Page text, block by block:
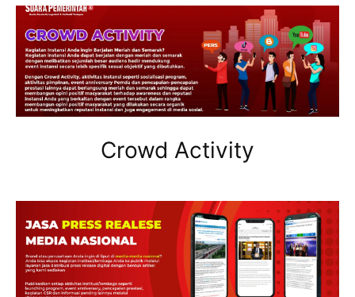
Crowd Activity